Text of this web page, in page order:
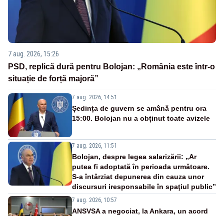
7 aug. 2026, 15:26
PSD, replică dură pentru Bolojan: „România este într-o
situație de forță majoră”
7 aug. 2026, 14:51
Ședința de guvern se amână pentru ora
15:00. Bolojan nu a obținut toate avizele
7 aug. 2026, 11:51
Bolojan, despre legea salarizării: „Ar
putea fi adoptată în perioada următoare.
S-a întârziat depunerea din cauza unor
discursuri iresponsabile în spaţiul public”
7 aug. 2026, 10:57
ANSVSA a negociat, la Ankara, un acord